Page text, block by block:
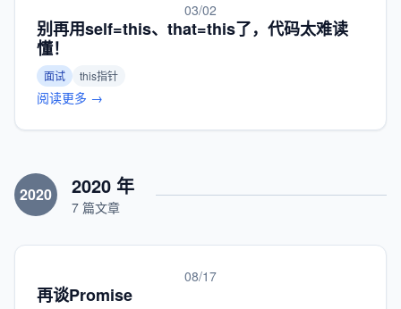
03/02
别再用self=this、that=this了，代码太难读
懂！
面试 this指针
阅读更多 →
2020 2020 年
7 篇文章
08/17
再谈Promise